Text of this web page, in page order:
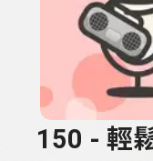
150 - 輕